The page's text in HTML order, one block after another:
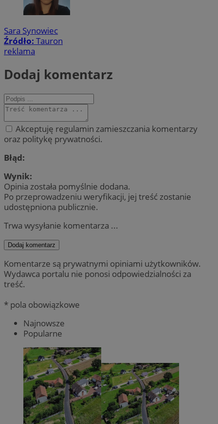
Sara Synowiec
Źródło: Tauron
reklama
Dodaj komentarz
Akceptuję regulamin zamieszczania komentarzy
oraz politykę prywatności.
Błąd:
Wynik:
Opinia została pomyślnie dodana.
Po przeprowadzeniu weryfikacji, jej treść zostanie
udostępniona publicznie.
Trwa wysyłanie komentarza ...
Dodaj komentarz
Komentarze są prywatnymi opiniami użytkowników.
Wydawca portalu nie ponosi odpowiedzialności za
treść.
* pola obowiązkowe
Najnowsze
Popularne